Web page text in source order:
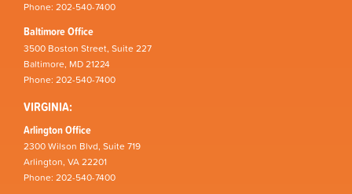
Phone: 202-540-7400
Baltimore Office
3500 Boston Street, Suite 227
Baltimore, MD 21224
Phone: 202-540-7400
VIRGINIA:
Arlington Office
2300 Wilson Blvd, Suite 719
Arlington, VA 22201
Phone: 202-540-7400